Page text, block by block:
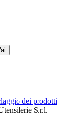
dei prodotti
S.r.l.